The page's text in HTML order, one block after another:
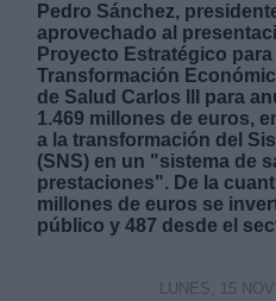
Pedro Sánchez,
aprovechado al
Proyecto Estratégico
Transformación
de Salud Carlos III para
1.469 millones de euros,
a la transformación del
(SNS) en un "sistema de
prestaciones". De la
millones de euros se
público y 487 desde el
LUNES, 15
Derechos:
link